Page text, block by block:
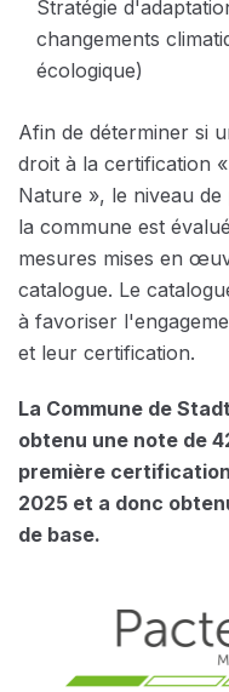
Stratégie
changements
écologique)
Afin de déterminer si
droit à la certification
Nature », le niveau
la commune est
mesures mises en
catalogue. Le
à favoriser
et leur certification.
La Commune de
obtenu une note de
première
2025 et a donc
de base.